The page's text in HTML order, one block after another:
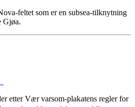
feltet som er en subsea-tilknytning
Gjøa.
etter Vær varsom-plakatens regler for